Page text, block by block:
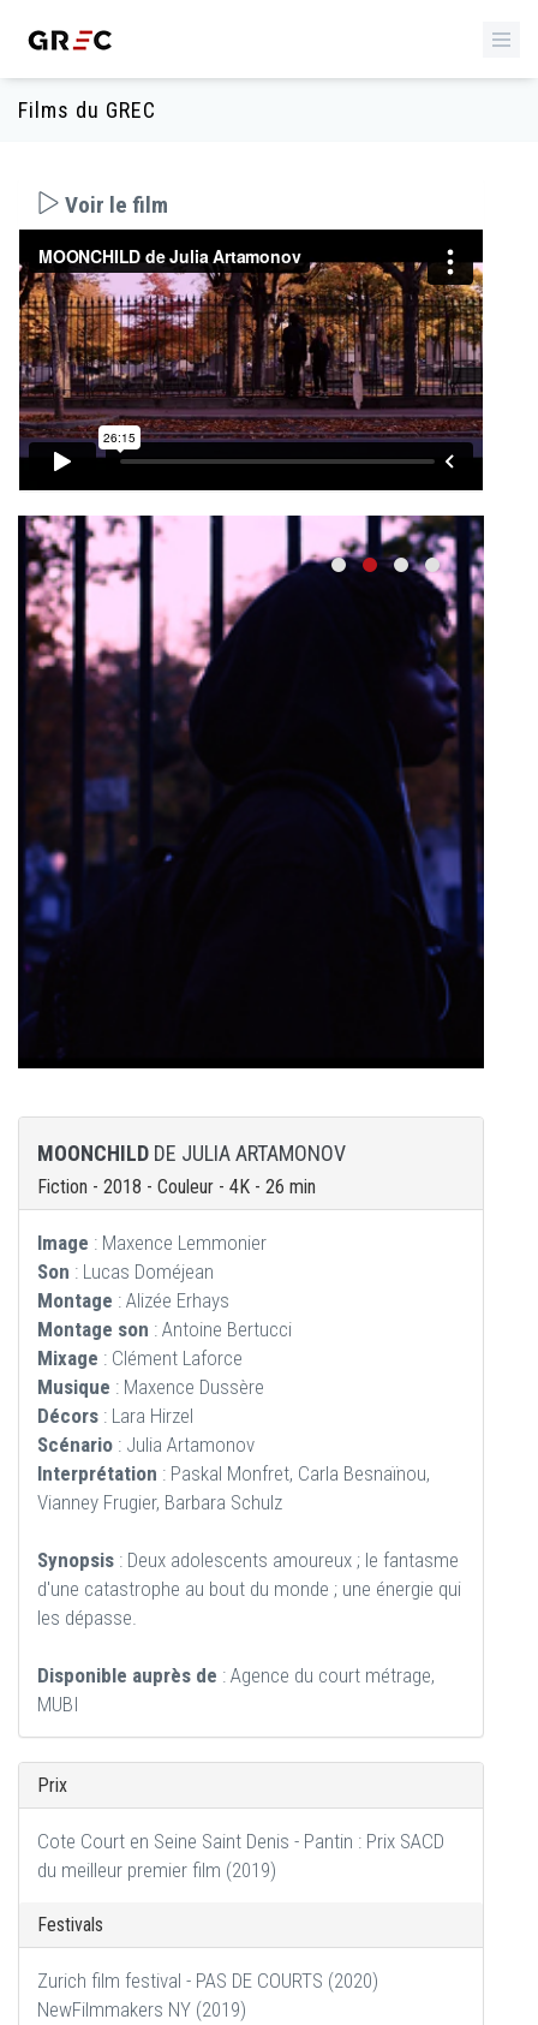
Films du GREC
Voir le film
MOONCHILD DE JULIA ARTAMONOV
Fiction - 2018 - Couleur - 4K - 26 min
Image : Maxence Lemmonier
Son : Lucas Doméjean
Montage : Alizée Erhays
Montage son : Antoine Bertucci
Mixage : Clément Laforce
Musique : Maxence Dussère
Décors : Lara Hirzel
Scénario : Julia Artamonov
Interprétation : Paskal Monfret, Carla Besnaïnou,
Vianney Frugier, Barbara Schulz
Synopsis : Deux adolescents amoureux ; le fantasme
d'une catastrophe au bout du monde ; une énergie qui
les dépasse.
Disponible auprès de : Agence du court métrage,
MUBI
Prix
Cote Court en Seine Saint Denis - Pantin : Prix SACD
du meilleur premier film (2019)
Festivals
Zurich film festival - PAS DE COURTS (2020)
NewFilmmakers NY (2019)